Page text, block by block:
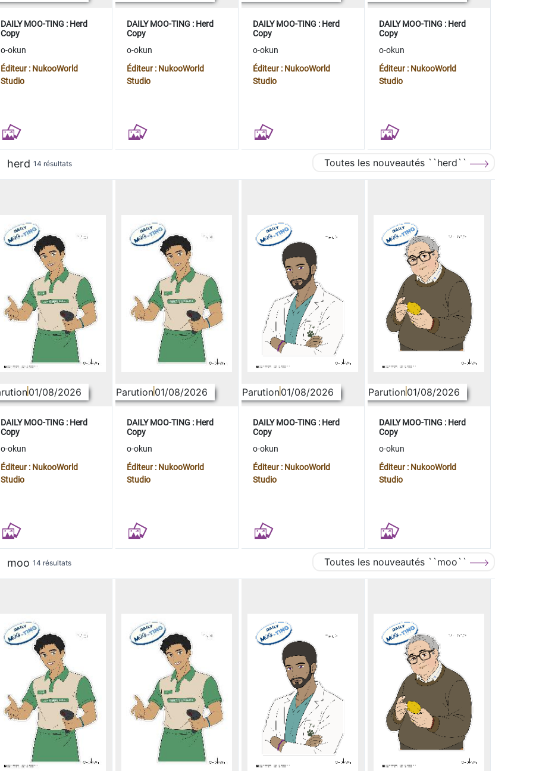
DAILY MOO-TING : Herd
Copy
o-okun
Éditeur : NukooWorld
Studio
DAILY MOO-TING : Herd
Copy
o-okun
Éditeur : NukooWorld
Studio
DAILY MOO-TING : Herd
Copy
o-okun
Éditeur : NukooWorld
Studio
DAILY MOO-TING : Herd
Copy
o-okun
Éditeur : NukooWorld
Studio
herd 14 résultats Toutes les nouveautés ``herd``
01/08/2026
DAILY MOO-TING : Herd
Copy
o-okun
Éditeur : NukooWorld
Studio
Parution01/08/2026
DAILY MOO-TING : Herd
Copy
o-okun
Éditeur : NukooWorld
Studio
Parution01/08/2026
DAILY MOO-TING : Herd
Copy
o-okun
Éditeur : NukooWorld
Studio
Parution01/08/2026
DAILY MOO-TING : Herd
Copy
o-okun
Éditeur : NukooWorld
Studio
moo 14 résultats Toutes les nouveautés ``moo``